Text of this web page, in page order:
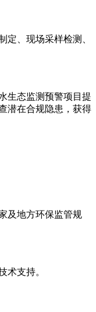
、现场采样检测、
生态监测预警项目提
潜在合规隐患，获得
及地方环保监管规
支持。